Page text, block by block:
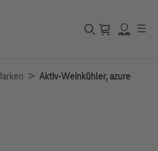
☰
> Aktiv-Weinkühler, azure